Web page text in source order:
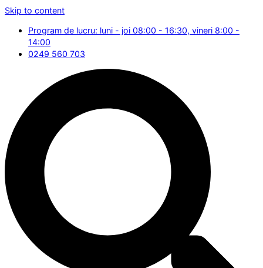
Skip to content
Program de lucru: luni - joi 08:00 - 16:30, vineri 8:00 -
14:00
0249 560 703